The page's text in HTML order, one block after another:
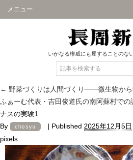
メニュー
いかなる権威にも屈することのな
← 野菜づくりは人間づくり――微生物か
ふぁーむ代表・吉田俊道氏の南阿蘇村での
ナスの実験1
By
chosyu | Published 2025年12月5日
pixels